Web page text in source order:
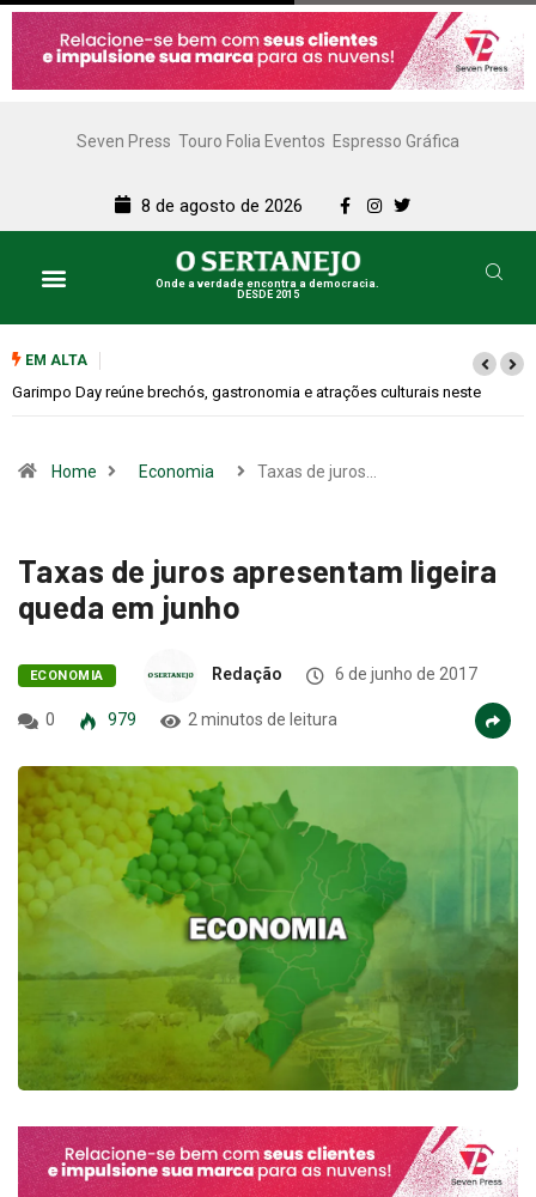
Seven Press Touro Folia Eventos Espresso Gráfica
8 de agosto de 2026
Onde a verdade encontra a democracia.
DESDE 2015
EM ALTA
Bugonia transforma paranoia e conspiração em um suspense
Home Economia Taxas de juros…
Taxas de juros apresentam ligeira
queda em junho
ECONOMIA Redação 6 de junho de 2017
0 979 2 minutos de leitura